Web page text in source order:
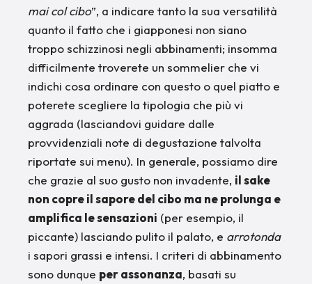
mai col cibo”, a indicare tanto la sua versatilità
quanto il fatto che i giapponesi non siano
troppo schizzinosi negli abbinamenti; insomma
difficilmente troverete un sommelier che vi
indichi cosa ordinare con questo o quel piatto e
poterete scegliere la tipologia che più vi
aggrada (lasciandovi guidare dalle
provvidenziali note di degustazione talvolta
riportate sui menu). In generale, possiamo dire
che grazie al suo gusto non invadente, il sake
non copre il sapore del cibo ma ne prolunga e
amplifica le sensazioni (per esempio, il
piccante) lasciando pulito il palato, e arrotonda
i sapori grassi e intensi. I criteri di abbinamento
sono dunque per assonanza, basati su